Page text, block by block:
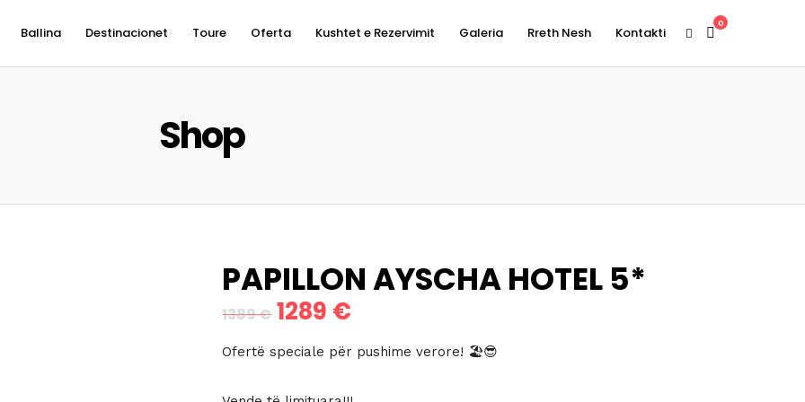
Ballina Destinacionet Toure Oferta Kushtet e Rezervimit Galeria Rreth Nesh Kontakti
0
Shop
PAPILLON AYSCHA HOTEL 5*
1389€ Çmimi
origjinal
1289 €
Ofertë speciale për pushime verore! 🏖😎